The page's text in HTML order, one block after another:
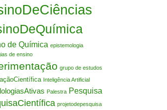
de Química epistemologia
de ensino
grupo de estudos
Inteligência Artificial
Palestra Pesquisa
projetodepesquisa